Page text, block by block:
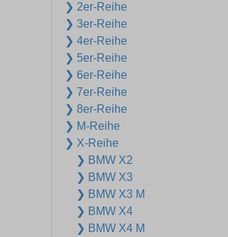
❯ 2er-Reihe
❯ 3er-Reihe
❯ 4er-Reihe
❯ 5er-Reihe
❯ 6er-Reihe
❯ 7er-Reihe
❯ 8er-Reihe
❯ M-Reihe
❯ X-Reihe
❯ BMW X2
❯ BMW X3
❯ BMW X3 M
❯ BMW X4
❯ BMW X4 M